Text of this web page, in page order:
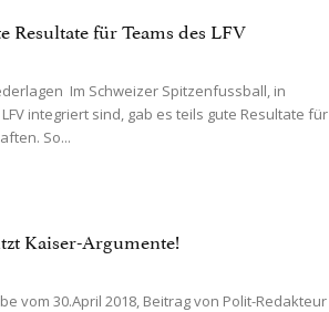
Resultate für Teams des LFV
Im Schweizer Spitzenfussball, in
integriert sind, gab es teils gute Resultate für
So...
Kaiser-Argumente!
vom 30.April 2018, Beitrag von Polit-Redakteur